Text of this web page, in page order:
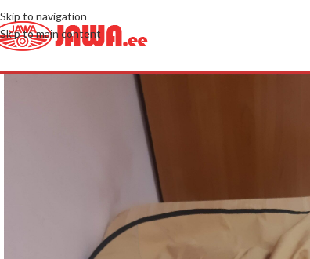
Skip to navigation
Skip to main content